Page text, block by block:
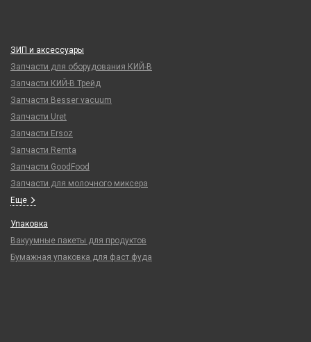
ЗИП и аксессуары
Запчасти для оборудования КИЙ-В
Запчасти КИЙ-В Трейд
Запчасти Besser vacuum
Запчасти Uret
Запчасти Ersoz
Запчасти Remta
Запчасти GoodFood
Запчасти для молочного миксера
Еще
Упаковка
Вакуумные пакеты для продуктов
Бумажная упаковка для фаст фуда